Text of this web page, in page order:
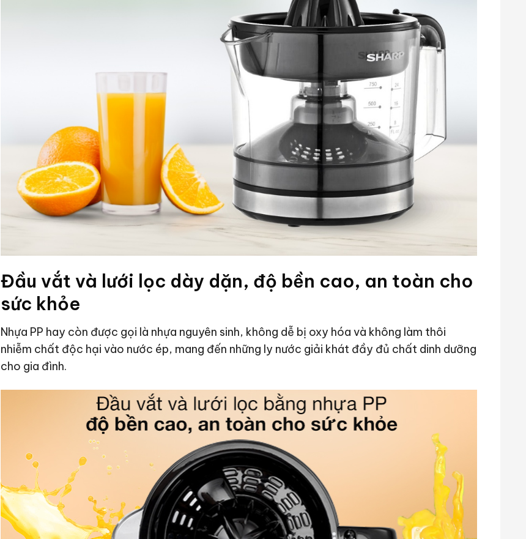
Đầu vắt và lưới lọc dày dặn, độ bền cao, an toàn cho
sức khỏe
Nhựa PP hay còn được gọi là nhựa nguyên sinh, không dễ bị oxy hóa và không làm thôi
nhiễm chất độc hại vào nước ép, mang đến những ly nước giải khát đầy đủ chất dinh dưỡng
cho gia đình.